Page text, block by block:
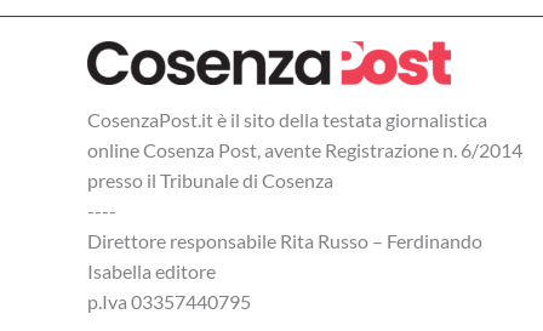
CosenzaPost.it è il sito della testata giornalistica
online Cosenza Post, avente Registrazione n. 6/2014
presso il Tribunale di Cosenza
----
Direttore responsabile Rita Russo – Ferdinando
Isabella editore
p.Iva 03357440795